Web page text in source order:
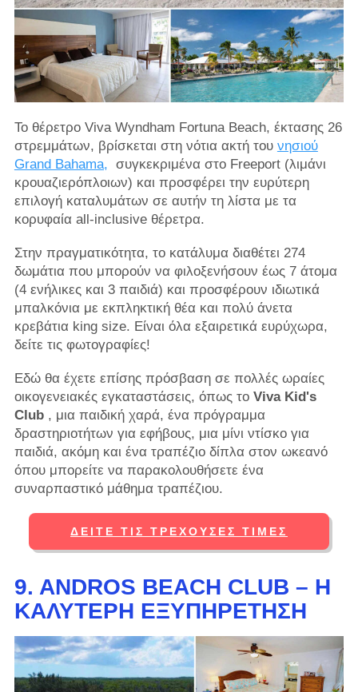
Το θέρετρο Viva Wyndham Fortuna Beach, έκτασης 26
στρεμμάτων, βρίσκεται στη νότια ακτή του νησιού
Grand Bahama, συγκεκριμένα στο Freeport (λιμάνι
κρουαζιερόπλοιων) και προσφέρει την ευρύτερη
επιλογή καταλυμάτων σε αυτήν τη λίστα με τα
κορυφαία all-inclusive θέρετρα.
Στην πραγματικότητα, το κατάλυμα διαθέτει 274
δωμάτια που μπορούν να φιλοξενήσουν έως 7 άτομα
(4 ενήλικες και 3 παιδιά) και προσφέρουν ιδιωτικά
μπαλκόνια με εκπληκτική θέα και πολύ άνετα
κρεβάτια king size. Είναι όλα εξαιρετικά ευρύχωρα,
δείτε τις φωτογραφίες!
Εδώ θα έχετε επίσης πρόσβαση σε πολλές ωραίες
οικογενειακές εγκαταστάσεις, όπως το Viva Kid's
Club, μια παιδική χαρά, ένα πρόγραμμα
δραστηριοτήτων για εφήβους, μια μίνι ντίσκο για
παιδιά, ακόμη και ένα τραπέζιο δίπλα στον ωκεανό
όπου μπορείτε να παρακολουθήσετε ένα
συναρπαστικό μάθημα τραπέζιου.
ΔΕΊΤΕ ΤΙΣ ΤΡΈΧΟΥΣΕΣ ΤΙΜΈΣ
9. ANDROS BEACH CLUB – Η
ΚΑΛΎΤΕΡΗ ΕΞΥΠΗΡΈΤΗΣΗ